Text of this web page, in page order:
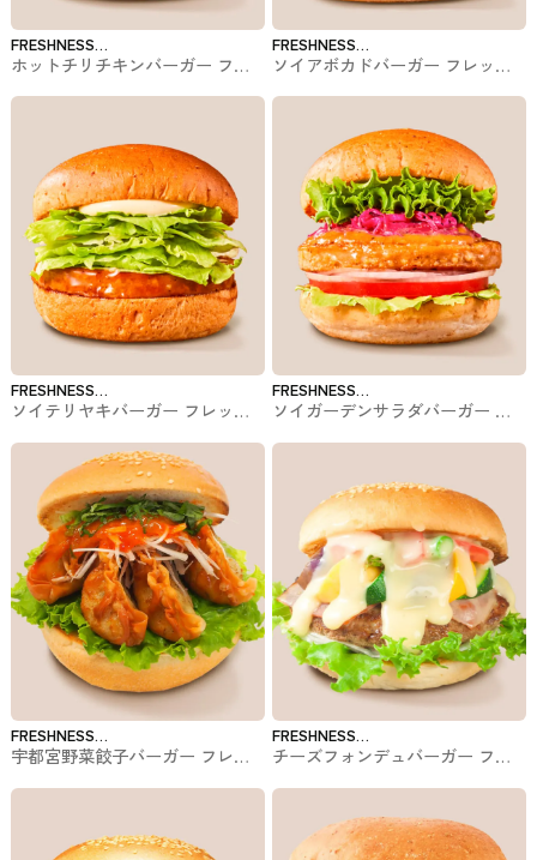
FRESHNESS
BURGER
ホットチリチキンバーガー フレ
FRESHNESS
BURGER
ソイアボカドバーガー フレッシ
FRESHNESS
BURGER
ソイテリヤキバーガー フレッシ
FRESHNESS
BURGER
ソイガーデンサラダバーガー フ
FRESHNESS
BURGER
宇都宮野菜餃子バーガー フレッ
FRESHNESS
BURGER
チーズフォンデュバーガー フレ